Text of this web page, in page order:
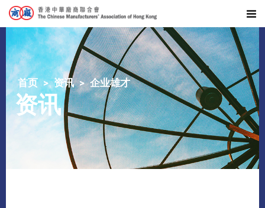
首页 资讯 企业雄才
资讯